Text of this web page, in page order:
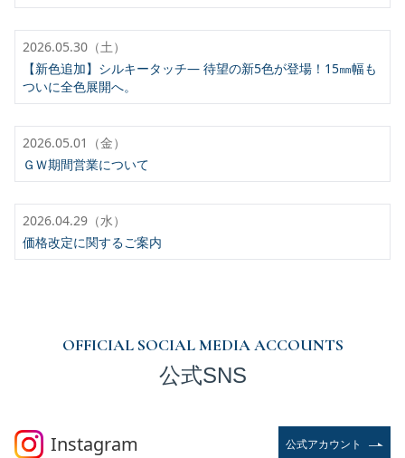
2026.05.30（土）
【新色追加】シルキータッチ— 待望の新5色が登場！15㎜幅も
ついに全色展開へ。
2026.05.01（金）
ＧＷ期間営業について
2026.04.29（水）
価格改定に関するご案内
OFFICIAL SOCIAL MEDIA ACCOUNTS
公式SNS
Instagram 公式アカウント